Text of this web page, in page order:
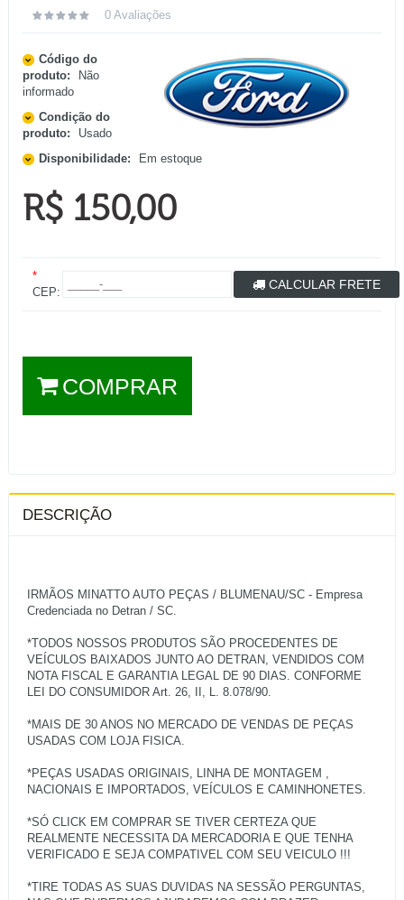
0 Avaliações
Código do
produto:
Não
informado
Condição do
produto:
Usado
Disponibilidade:
Em estoque
R$ 150,00
*
CEP:
CALCULAR FRETE
COMPRAR
DESCRIÇÃO
IRMÃOS MINATTO AUTO PEÇAS / BLUMENAU/SC - Empresa
Credenciada no Detran / SC.
*TODOS NOSSOS PRODUTOS SÃO PROCEDENTES DE
VEÍCULOS BAIXADOS JUNTO AO DETRAN, VENDIDOS COM
NOTA FISCAL E GARANTIA LEGAL DE 90 DIAS. CONFORME
LEI DO CONSUMIDOR Art. 26, II, L. 8.078/90.
*MAIS DE 30 ANOS NO MERCADO DE VENDAS DE PEÇAS
USADAS COM LOJA FISICA.
*PEÇAS USADAS ORIGINAIS, LINHA DE MONTAGEM ,
NACIONAIS E IMPORTADOS, VEÍCULOS E CAMINHONETES.
*SÓ CLICK EM COMPRAR SE TIVER CERTEZA QUE
REALMENTE NECESSITA DA MERCADORIA E QUE TENHA
VERIFICADO E SEJA COMPATIVEL COM SEU VEICULO !!!
*TIRE TODAS AS SUAS DUVIDAS NA SESSÃO PERGUNTAS,